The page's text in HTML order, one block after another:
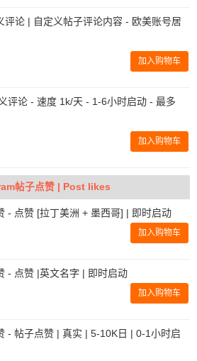
论 | 自定义帖子评论内容 - 欧美账号居
加入购物车
评论 - 速度 1k/天 - 1-6小时启动 - 最多
加入购物车
帖子点赞 | Post likes
- 点赞 [拉丁美洲 + 墨西哥] | 即时启动
加入购物车
- 点赞 |英文名字 | 即时启动
加入购物车
- 帖子点赞 | 真实 | 5-10K日 | 0-1小时启